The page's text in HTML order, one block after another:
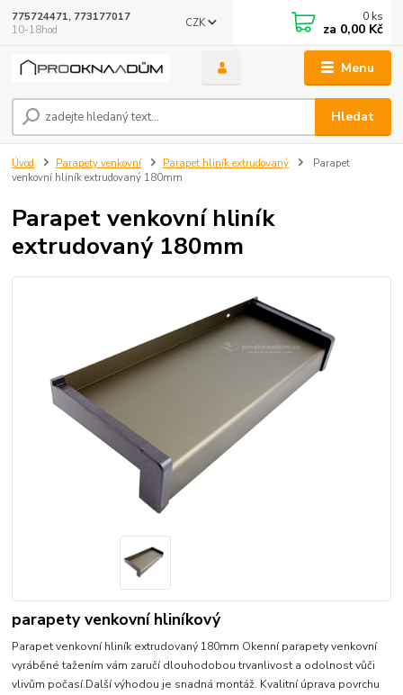
Menu
CZK
Hledat
775724471, 773177017
10-18hod
0 ks
za 0,00 Kč
Úvod Parapety venkovní Parapet hliník extrudovaný
Parapet
venkovní hliník extrudovaný 180mm
Parapet venkovní hliník
extrudovaný 180mm
parapety venkovní hliníkový
Parapet venkovní hliník extrudovaný 180mm Okenní parapety venkovní
vyráběné tažením vám zaručí dlouhodobou trvanlivost a odolnost vůči
vlivům počasí.Další výhodou je snadná montáž. Kvalitní úprava povrchu